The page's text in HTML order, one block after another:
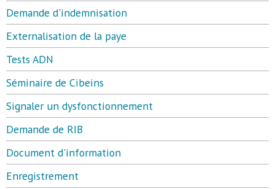
Demande d'indemnisation
Externalisation de la paye
Tests ADN
Séminaire de Cibeins
Signaler un dysfonctionnement
Demande de RIB
Document d'information
Enregistrement